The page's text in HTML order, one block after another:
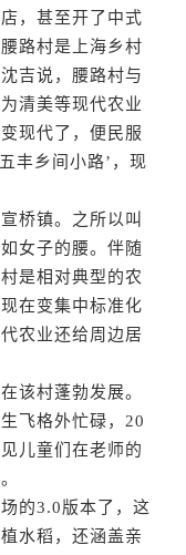
，甚至开了中式
路村是上海乡村
吉说，腰路村与
清美等现代农业
现代了，便民服
丰乡间小路’，现
桥镇。之所以叫
女子的腰。伴随
是相对典型的农
在变集中标准化
农业还给周边居
村蓬勃发展。
飞格外忙碌，20
儿童们在老师的
的3.0版本了，这
水稻，还涵盖亲